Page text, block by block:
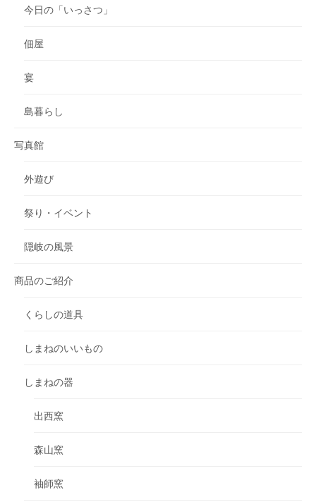
今日の「いっさつ」
佃屋
宴
島暮らし
写真館
外遊び
祭り・イベント
隠岐の風景
商品のご紹介
くらしの道具
しまねのいいもの
しまねの器
出西窯
森山窯
袖師窯